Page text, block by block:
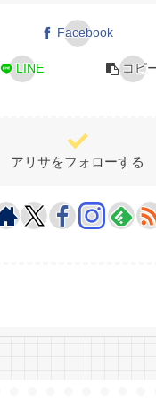
Facebook
LINE コピ
アリサをフォローする